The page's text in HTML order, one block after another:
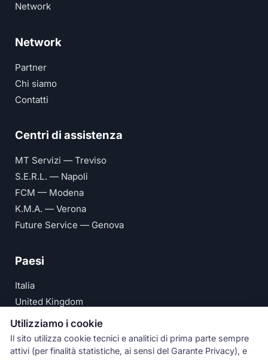
Network
Network
Partner
Chi siamo
Contatti
Centri di assistenza
MT Servizi — Treviso
S.E.R.L. — Napoli
FCM — Modena
K.M.A. — Verona
Future Service — Genova
Paesi
Italia
United Kingdom
Deutschland
España
Utilizziamo i cookie
Il sito utilizza cookie tecnici e analitici di prima parte sempre
attivi (per finalità statistiche, ai sensi del Garante Privacy), e